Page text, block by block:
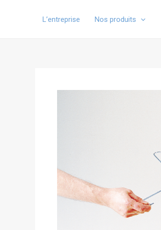
L’entreprise Nos produits